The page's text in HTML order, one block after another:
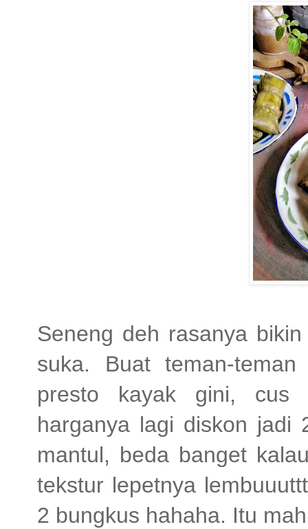
Seneng deh rasanya
suka. Buat teman-
presto kayak gini,
harganya lagi diskon jadi
mantul, beda banget
tekstur lepetnya
2 bungkus hahaha. Itu